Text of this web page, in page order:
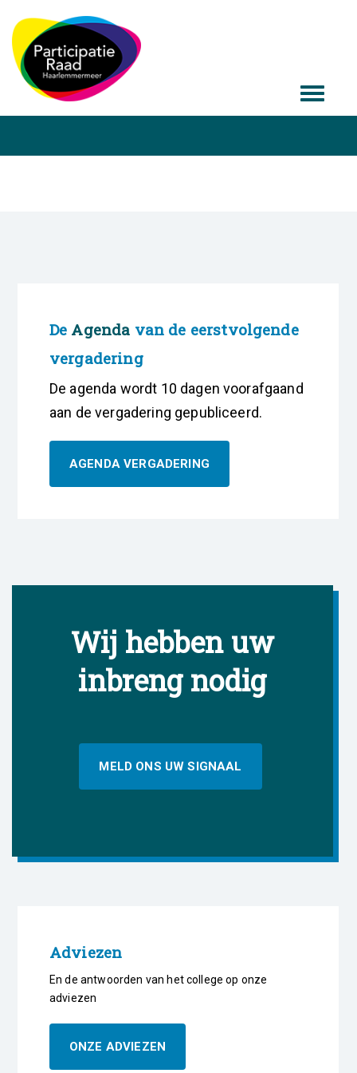
De Agenda van de eerstvolgende
vergadering
De agenda wordt 10 dagen voorafgaand
aan de vergadering gepubliceerd.
AGENDA VERGADERING
Wij hebben uw
inbreng nodig
MELD ONS UW SIGNAAL
Adviezen
En de antwoorden van het college op onze
adviezen
ONZE ADVIEZEN